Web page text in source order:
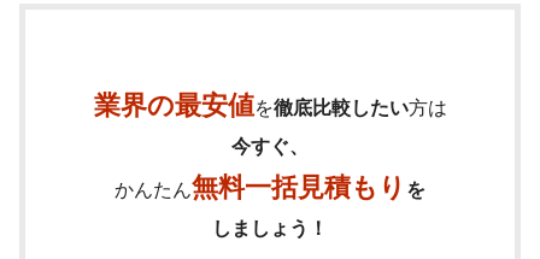
業界の最安値を徹底比較したい方は
今すぐ、
かんたん無料一括見積もり を
しましょう！